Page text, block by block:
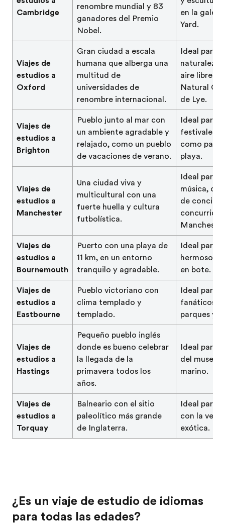
Cambridge
renombre mundial y 83
ganadores del Premio
Nobel.
en la
Yard.
Viajes de
estudios a
Oxford
Gran ciudad a escala
humana que alberga una
multitud de
universidades de
renombre internacional.
Ideal para
naturaleza,
aire libre
Natural CS
de Lye.
Viajes de
estudios a
Brighton
Pueblo junto al mar con
un ambiente agradable y
relajado, como un pueblo
de vacaciones de verano.
Ideal para
festivales y
como para
playa.
Viajes de
estudios a
Manchester
Una ciudad viva y
multicultural con una
fuerte huella y cultura
futbolística.
Ideal para
música,
de
Viajes de
estudios a
Bournemouth
Puerto con una playa de
11 km, en un entorno
tranquilo y agradable.
Ideal para
hermosos
en bote.
Viajes de
estudios a
Eastbourne
Pueblo victoriano con
clima templado y
templado.
Ideal para
fanáticos
parques y
Viajes de
estudios a
Hastings
Pequeño pueblo inglés
donde es bueno celebrar
la llegada de la
primavera todos los
años.
Ideal para
del museo
marino.
Viajes de
estudios a
Torquay
Balneario con el sitio
paleolítico más grande
de Inglaterra.
Ideal para
con la
exótica.
¿Es un viaje de estudio de idiomas
para todas las edades?